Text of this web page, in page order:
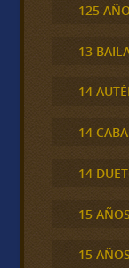
125
13
14
14
14
15 AÑOS
15